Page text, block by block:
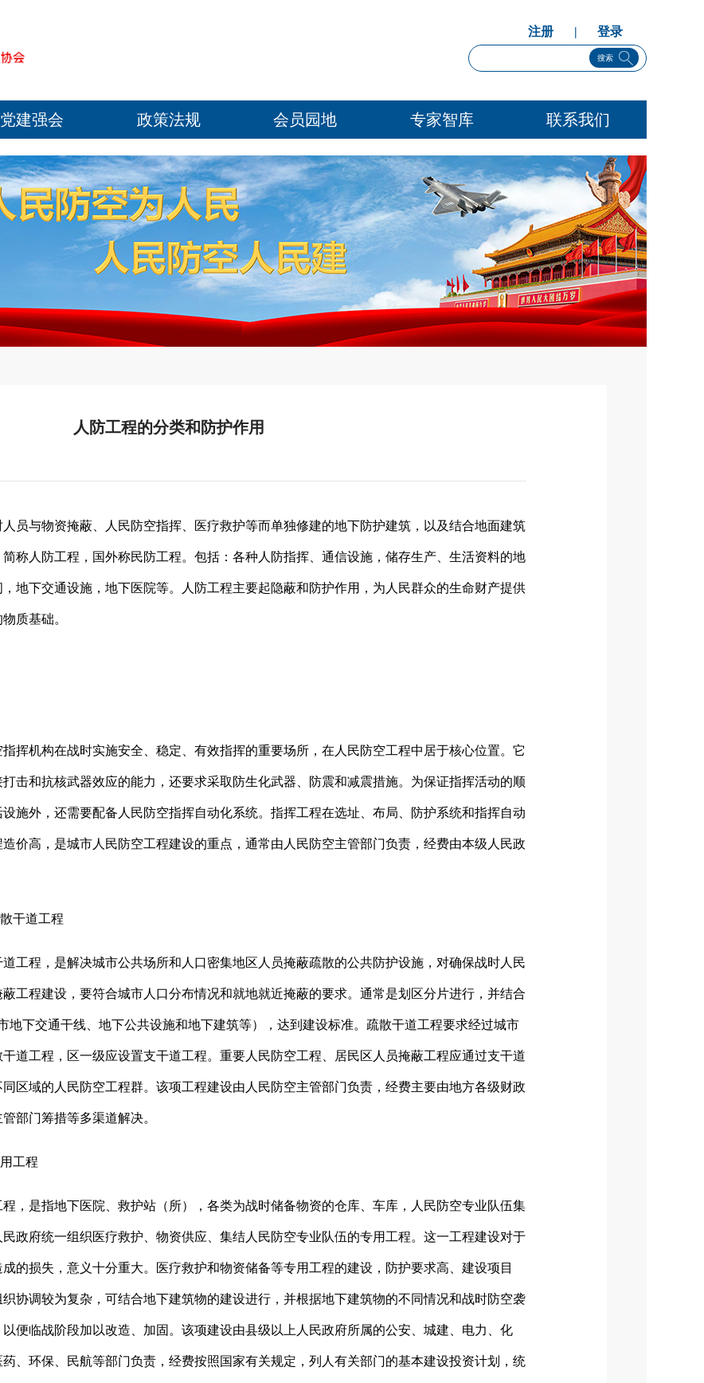
注册 | 登录
搜索
党建强会 政策法规 会员园地 专家智库 联系我们
人防工程的分类和防护作用
员与物资掩蔽、人民防空指挥、医疗救护等而单独修建的地下防护建筑，以及结合地面建筑
称人防工程，国外称民防工程。包括：各种人防指挥、通信设施，储存生产、生活资料的地
地下交通设施，地下医院等。人防工程主要起隐蔽和防护作用，为人民群众的生命财产提供
质基础。
挥机构在战时实施安全、稳定、有效指挥的重要场所，在人民防空工程中居于核心位置。它
击和抗核武器效应的能力，还要求采取防生化武器、防震和减震措施。为保证指挥活动的顺
施外，还需要配备人民防空指挥自动化系统。指挥工程在选址、布局、防护系统和指挥自动
价高，是城市人民防空工程建设的重点，通常由人民防空主管部门负责，经费由本级人民政
干道工程
工程，是解决城市公共场所和人口密集地区人员掩蔽疏散的公共防护设施，对确保战时人民
工程建设，要符合城市人口分布情况和就地就近掩蔽的要求。通常是划区分片进行，并结合
地下交通干线、地下公共设施和地下建筑等），达到建设标准。疏散干道工程要求经过城市
道工程，区一级应设置支干道工程。重要人民防空工程、居民区人员掩蔽工程应通过支干道
区域的人民防空工程群。该项工程建设由人民防空主管部门负责，经费主要由地方各级财政
部门筹措等多渠道解决。
工程
，是指地下医院、救护站（所），各类为战时储备物资的仓库、车库，人民防空专业队伍集
政府统一组织医疗救护、物资供应、集结人民防空专业队伍的专用工程。这一工程建设对于
的损失，意义十分重大。医疗救护和物资储备等专用工程的建设，防护要求高、建设项目
协调较为复杂，可结合地下建筑物的建设进行，并根据地下建筑物的不同情况和战时防空袭
便临战阶段加以改造、加固。该项建设由县级以上人民政府所属的公安、城建、电力、化
、环保、民航等部门负责，经费按照国家有关规定，列人有关部门的基本建设投资计划，统